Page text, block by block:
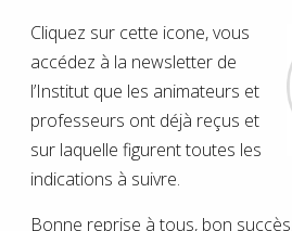
Cliquez sur cette icone, vous
accédez à la newsletter de
l’Institut que les animateurs et
professeurs ont déjà reçus et
sur laquelle figurent toutes les
indications à suivre.
Bonne reprise à tous, bon succès.